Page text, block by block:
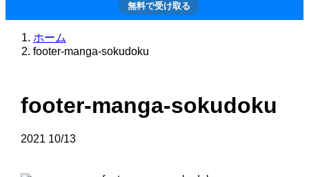
無料で受け取る
ホーム
footer-manga-sokudoku
footer-manga-sokudoku
2021 10/13